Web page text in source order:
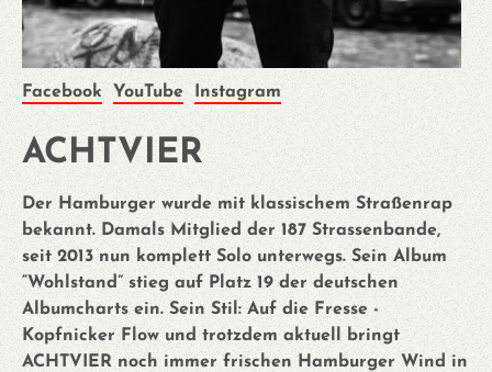
Facebook YouTube Instagram
ACHTVIER
Der Hamburger wurde mit klassischem Straßenrap
bekannt. Damals Mitglied der 187 Strassenbande,
seit 2013 nun komplett Solo unterwegs. Sein Album
“Wohlstand” stieg auf Platz 19 der deutschen
Albumcharts ein. Sein Stil: Auf die Fresse -
Kopfnicker Flow und trotzdem aktuell bringt
ACHTVIER noch immer frischen Hamburger Wind in